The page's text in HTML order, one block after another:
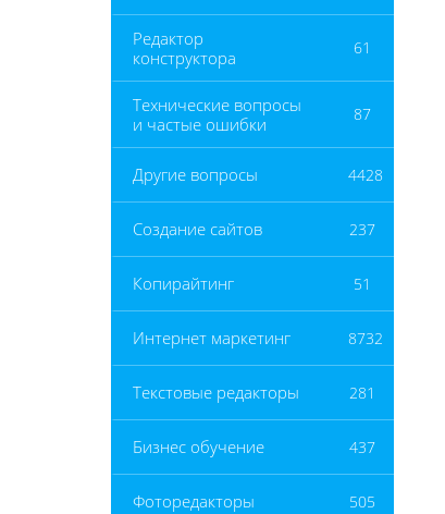
Редактор
конструктора
61
Технические вопросы
и частые ошибки
87
Другие вопросы 4428
Создание сайтов 237
Копирайтинг 51
Интернет маркетинг 8732
Текстовые редакторы 281
Бизнес обучение 437
Фоторедакторы 505